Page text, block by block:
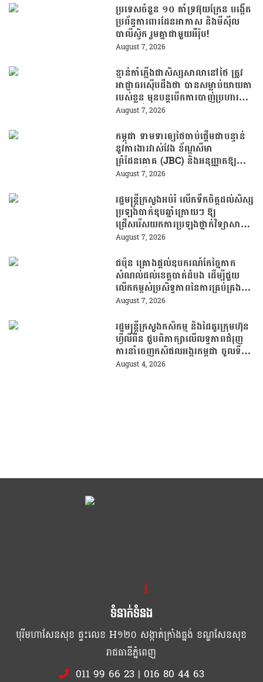
ប្រទេសចំនួន ១០ គាំទ្រអ៊ុយក្រែន បង្កើត
ប្រព័ន្ធការពារដែនអាកាស និងមីស៊ីល
បាលីស្ទិក រួមគ្នាជាមួយអឺរ៉ុប!
August 7, 2026
ខ្មាន់កាំភ្លើងជាសិស្សសាលានៅថៃ ត្រូវ
អាជ្ញាធរស៊ើបដឹងថា បានសម្លាប់យាយតា
របស់ខ្លួន មុនបន្តបើកការបាញ់ប្រហារនៅ
សាលារៀន
August 7, 2026
កម្ពុជា ទាមទារឲ្យថៃចាប់ផ្តើមជាបន្ទាន់
នូវការងារវាស់វែង ខ័ណ្ឌសីមា
ព្រំដែនគោគ (JBC) និងអនុញ្ញាតឱ្យ
ពលរដ្ឋភៀសសឹកវិលទៅលំនៅឋានវិញ
August 7, 2026
រដ្ឋមន្រ្តីក្រសួងអប់រំ លើកទឹកចិត្តដល់សិស្ស
ប្រឡងបាក់ឌុបឆ្នាំក្រោយៗ ឱ្យ
ជ្រើសរើសយកការប្រឡងថ្នាក់វិទ្យាសាស្ត្រ
ដើម្បីឆ្លើយតបទៅនឹងតម្រូវការធនធាន
August 7, 2026
ជប៉ុន គ្រោងផ្តល់ឧបករណ៍កែច្នៃកាក
សំណល់ដល់ខេត្តបាត់ដំបង ដើម្បីជួយ
លើកកម្ពស់ប្រសិទ្ធភាពនៃការគ្រប់គ្រង
សំណល់
August 7, 2026
រដ្ឋមន្រ្តីក្រសួងកសិកម្ម និងដៃគូរក្រុមហ៊ុន
ហ្វីលីពីន ជួបពិភាក្សាលើលទ្ធភាពជំរុញ
ការនាំចេញកសិផលអង្ករកម្ពុជា ចូលទី
ផ្សារហ្វីលីពីន
August 4, 2026
ខ្លឹម ខ្លី រហ័ស
ទំនាក់ទំនង
បុរីមហាសែនសុខ ផ្ទះលេខ H១២០ សង្កាត់ក្រាំងធ្នង់ ខណ្ឌសែនសុខ
រាជធានីភ្នំពេញ
011 99 66 23| 016 80 44 63